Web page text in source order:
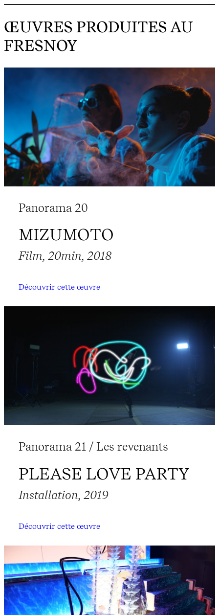
ŒUVRES PRODUITES AU
FRESNOY
Panorama 20
MIZUMOTO
Film, 20min, 2018
Découvrir cette œuvre
Panorama 21 / Les revenants
PLEASE LOVE PARTY
Installation, 2019
Découvrir cette œuvre